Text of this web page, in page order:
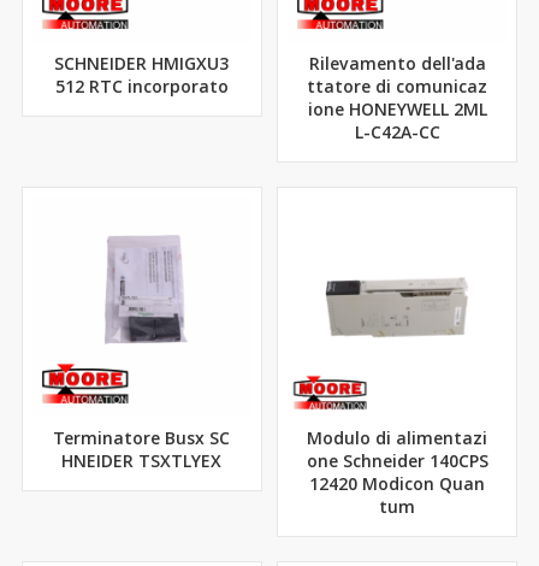
SCHNEIDER HMIGXU3
512 RTC incorporato
Rilevamento dell'ada
ttatore di comunicaz
ione HONEYWELL 2ML
L-C42A-CC
Terminatore Busx SC
HNEIDER TSXTLYEX
Modulo di alimentazi
one Schneider 140CPS
12420 Modicon Quan
tum